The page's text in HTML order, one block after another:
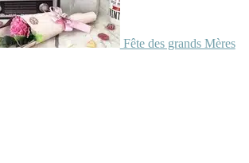
Fête des grands Mères